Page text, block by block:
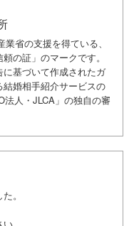
省の支援を得ている、
の証」のマークです。
基づいて作成されたガ
婚相手紹介サービスの
人・JLCA」の独自の審
。